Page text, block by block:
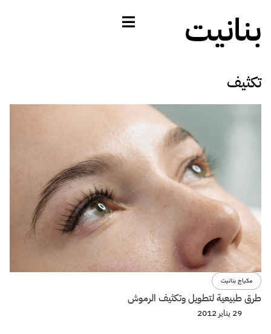
بنانيت
تكثيف
مكياج بنانيت
طرق طبيعية لتطويل وتكثيف الرموش
29 يناير 2012